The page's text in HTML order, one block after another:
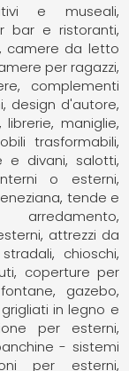
e museali
bar e ristoranti
camere da letto
per ragazzi
complementi
design d'autore
librerie maniglie
trasformabili
e divani
salotti
o esterni
tende e
attrezzi da
chioschi
coperture per
fontane
gazebo
grigliati in legno e
per esterni
- sistemi
per esterni